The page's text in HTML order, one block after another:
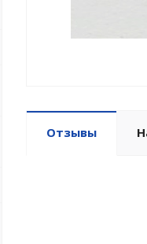
Отзывы